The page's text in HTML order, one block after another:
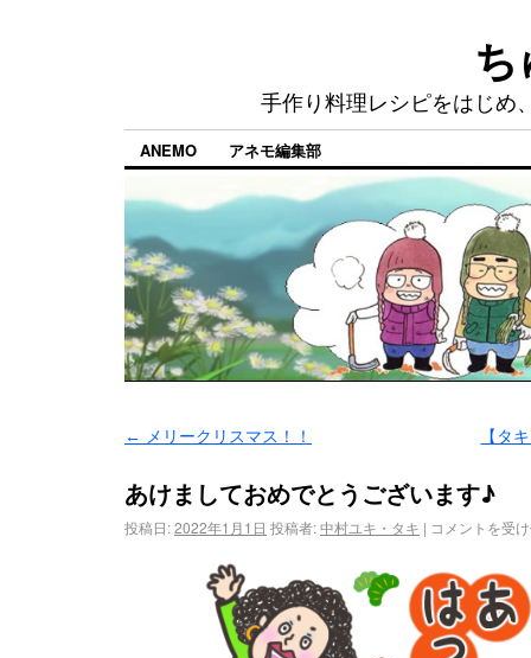
手作り料理レシピをはじめ
ANEMO アネモ編集部
← メリークリスマス！！ 【タ
あけましておめでとうございます♪
投稿日:2022年1月1日 投稿者:中村ユキ・タキ | コメントを受